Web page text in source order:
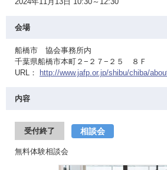
会場
船橋市 協会事務所内
千葉県船橋市本町２−２７−２５ ８Ｆ
URL：
http://www.jafp.or.jp/shibu/chiba/
内容
受付終了 相談会
無料体験相談会